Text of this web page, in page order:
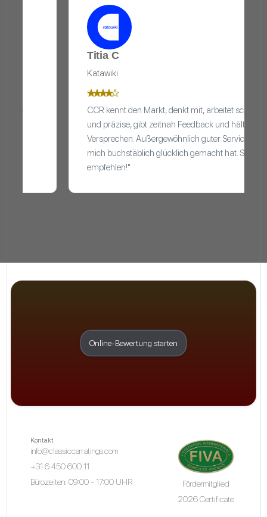
CCR kennt den Markt, denkt mit, arbeitet schnell
und präzise, gibt zeitnah Feedback und hält seine
Versprechen. Außergewöhnlich guter Service, der
mich buchstäblich glücklich gemacht hat. Sehr zu
Online-Bewertung starten
Kontakt
info@classiccarratings.com
+31 6 450 600 11
Bürozeiten: 09:00 - 17:00 UHR
Fördermitglied
2026 Certificate